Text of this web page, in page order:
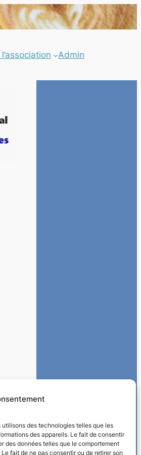
des technologies telles que les
des appareils. Le fait de consentir
des données telles que le comportement
fait de ne pas consentir ou de retirer son
Admin